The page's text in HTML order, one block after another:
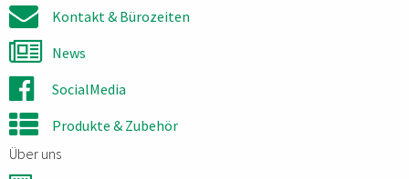
Kontakt & Bürozeiten
News
SocialMedia
Produkte & Zubehör
Über uns